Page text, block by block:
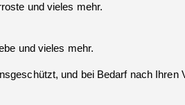
und vieles mehr.
und vieles mehr.
und bei Bedarf nach Ihren